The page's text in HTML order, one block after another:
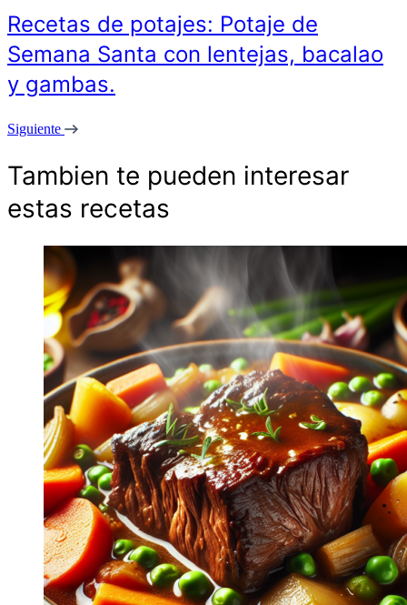
Recetas de potajes: Potaje de
Semana Santa con lentejas, bacalao
y gambas.
Siguiente
Tambien te pueden interesar
estas recetas